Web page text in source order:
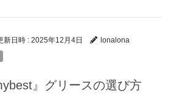
新日時 : 2025年12月4日 lonalona
』グリースの選び方